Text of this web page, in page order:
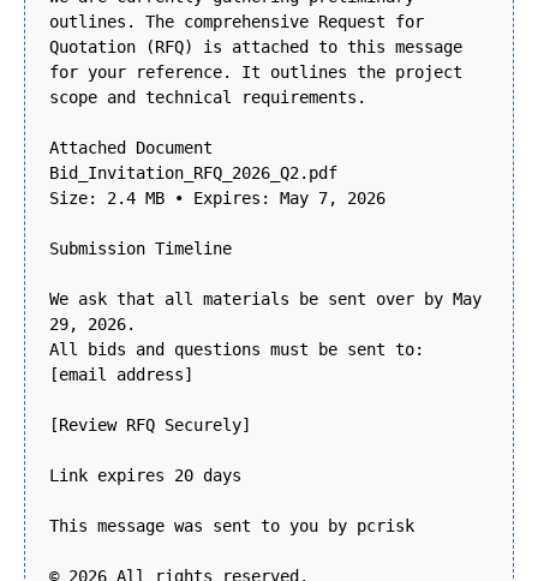
outlines. The comprehensive Request for
Quotation (RFQ) is attached to this message
for your reference. It outlines the project
scope and technical requirements.
Attached Document
Bid_Invitation_RFQ_2026_Q2.pdf
Size: 2.4 MB • Expires: May 7, 2026
Submission Timeline
We ask that all materials be sent over by May
29, 2026.
All bids and questions must be sent to:
[email address]
[Review RFQ Securely]
Link expires 20 days
This message was sent to you by pcrisk
© 2026 All rights reserved.